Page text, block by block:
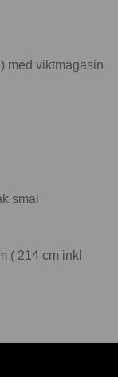
med viktmagasin
smal
( 214 cm inkl